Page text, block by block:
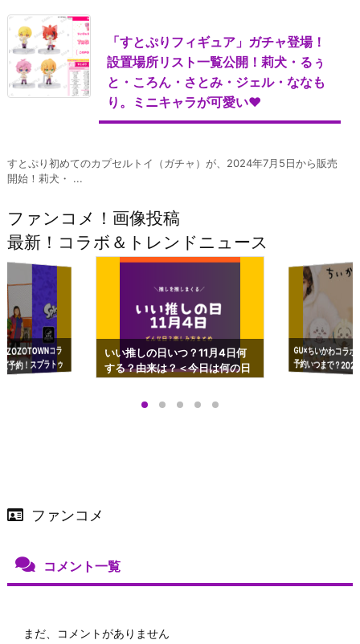
「すとぷりフィギュア」ガチャ登場！
設置場所リスト一覧公開！莉犬・るぅ
と・ころん・さとみ・ジェル・ななも
り。ミニキャラが可愛い♥
すとぷり初めてのカプセルトイ（ガチャ）が、2024年7月5日から販売
開始！莉犬・ ...
ファンコメ！画像投稿
最新！コラボ＆トレンドニュース
コラ
予約！スプラトゥ
ップも渋谷Hz
いい推しの日いつ？11月4日何
する？由来は？＜今日は何の日
GU×ちいかわコラ
予約いつまで？
ーチやショルダー
ファンコメ
コメント一覧
まだ、コメントがありません